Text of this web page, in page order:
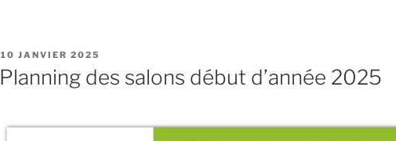
PUBLIÉ
LE
10 JANVIER 2025
Planning des salons début d’année 2025